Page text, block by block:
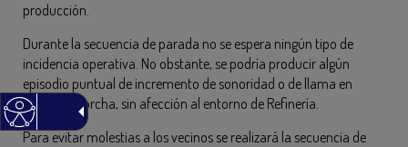
producción.
Durante la secuencia de parada no se espera ningún tipo de
incidencia operativa. No obstante, se podría producir algún
episodio puntual de incremento de sonoridad o de llama en
alguna antorcha, sin afección al entorno de Refinería.
Para evitar molestias a los vecinos se realizará la secuencia de